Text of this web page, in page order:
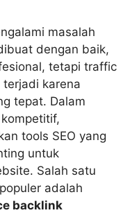
masalah
dengan baik,
tetapi traffic
karena
tepat. Dalam
tools SEO yang
untuk
Salah satu
adalah
backlink